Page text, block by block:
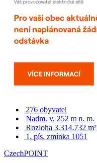
276 obyvatel
Nadm. v. 252 m n. m.
Rozloha 3.314.732 m²
1. pís. zmínka 1051
CzechPOINT